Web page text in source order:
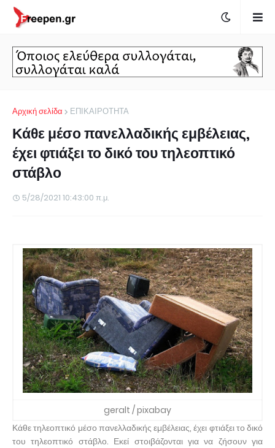
Αρχική σελίδα ΕΠΙΚΑΙΡΟΤΗΤΑ
Κάθε μέσο πανελλαδικής εμβέλειας,
έχει φτιάξει το δικό του τηλεοπτικό
στάβλο
5/28/2021 10:43:00 π.μ.
geralt / pixabay
Κάθε τηλεοπτικό μέσο πανελλαδικής εμβέλειας, έχει φτιάξει το δικό
του τηλεοπτικό στάβλο. Εκεί στοιβάζονται για να ζήσουν για